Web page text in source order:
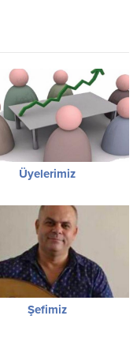
Üyelerimiz
Şefimiz